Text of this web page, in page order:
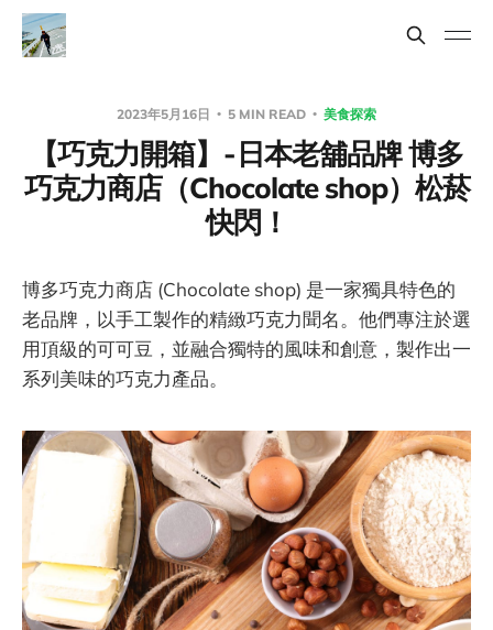
2023年5月16日 5 MIN READ 美食探索
【巧克力開箱】 - 日本老舖品牌 博多
巧克力商店（Chocolate shop）松菸
快閃！
博多巧克力商店 (Chocolate shop) 是一家獨具特色的
老品牌，以手工製作的精緻巧克力聞名。他們專注於選
用頂級的可可豆，並融合獨特的風味和創意，製作出一
系列美味的巧克力產品。